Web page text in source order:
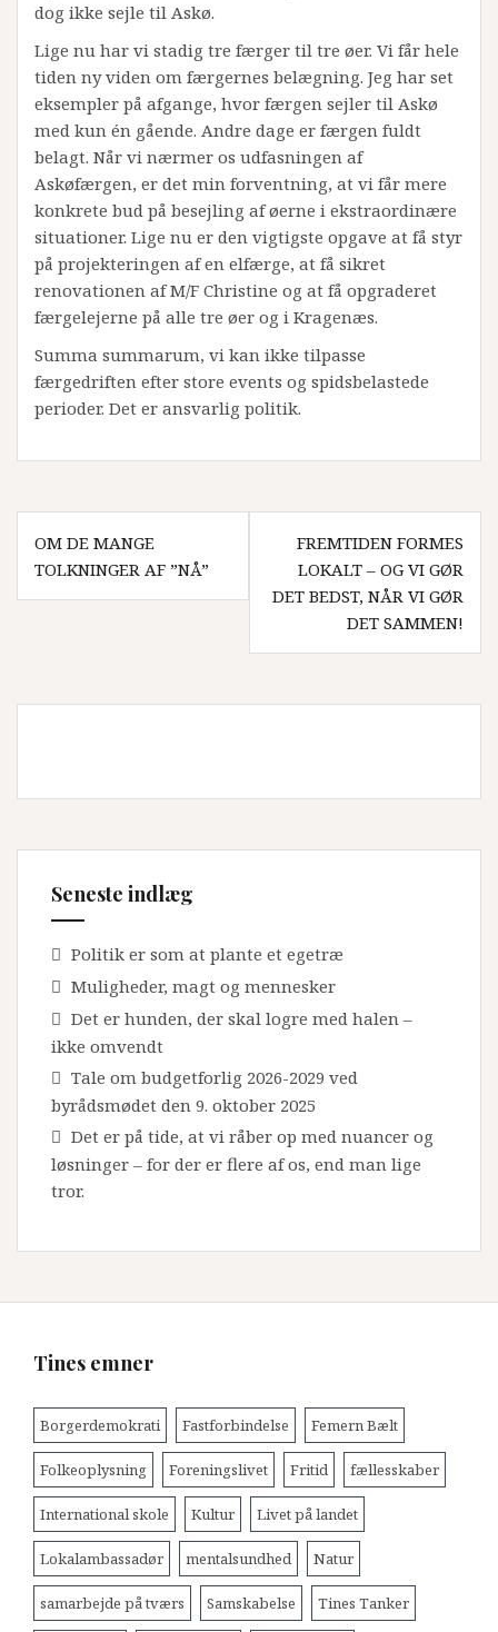
dog ikke sejle til Askø.
Lige nu har vi stadig tre færger til tre øer. Vi får hele
tiden ny viden om færgernes belægning. Jeg har set
eksempler på afgange, hvor færgen sejler til Askø
med kun én gående. Andre dage er færgen fuldt
belagt. Når vi nærmer os udfasningen af
Askøfærgen, er det min forventning, at vi får mere
konkrete bud på besejling af øerne i ekstraordinære
situationer. Lige nu er den vigtigste opgave at få styr
på projekteringen af en elfærge, at få sikret
renovationen af M/F Christine og at få opgraderet
færgelejerne på alle tre øer og i Kragenæs.
Summa summarum, vi kan ikke tilpasse
færgedriften efter store events og spidsbelastede
perioder. Det er ansvarlig politik.
Indlægsnavigation
OM DE MANGE
TOLKNINGER AF ”NÅ”
FREMTIDEN FORMES
LOKALT – OG VI GØR
DET BEDST, NÅR VI GØR
DET SAMMEN!
Seneste indlæg
Politik er som at plante et egetræ
Muligheder, magt og mennesker
Det er hunden, der skal logre med halen –
ikke omvendt
Tale om budgetforlig 2026-2029 ved
byrådsmødet den 9. oktober 2025
Det er på tide, at vi råber op med nuancer og
løsninger – for der er flere af os, end man lige
tror.
Tines emner
Borgerdemokrati Fastforbindelse Femern Bælt
Folkeoplysning Foreningslivet Fritid fællesskaber
International skole Kultur Livet på landet
Lokalambassadør mentalsundhed Natur
samarbejde på tværs Samskabelse Tines Tanker